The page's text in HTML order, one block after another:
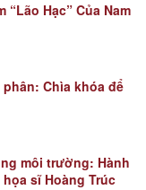
“Lão Hạc” Của Nam
Chìa khóa để
môi trường: Hành
sĩ Hoàng Trúc